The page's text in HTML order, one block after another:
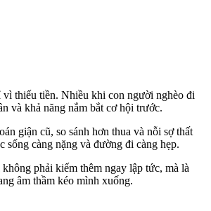
thiếu tiền. Nhiều khi con người nghèo đi
và khả năng nắm bắt cơ hội trước.
giận cũ, so sánh hơn thua và nỗi sợ thất
sống càng nặng và đường đi càng hẹp.
phải kiếm thêm ngay lập tức, mà là
âm thầm kéo mình xuống.